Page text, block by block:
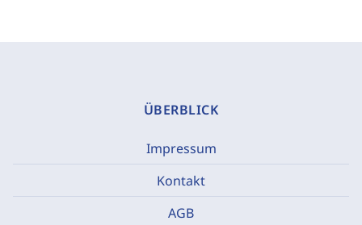
ÜBERBLICK
Impressum
Kontakt
AGB